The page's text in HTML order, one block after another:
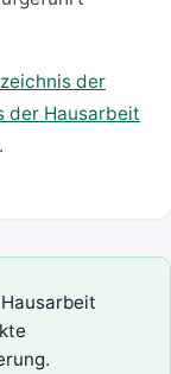
der
der Hausarbeit
.